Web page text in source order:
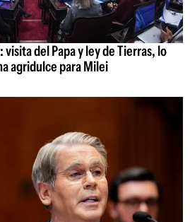
del Papa y ley de Tierras, lo
agridulce para Milei